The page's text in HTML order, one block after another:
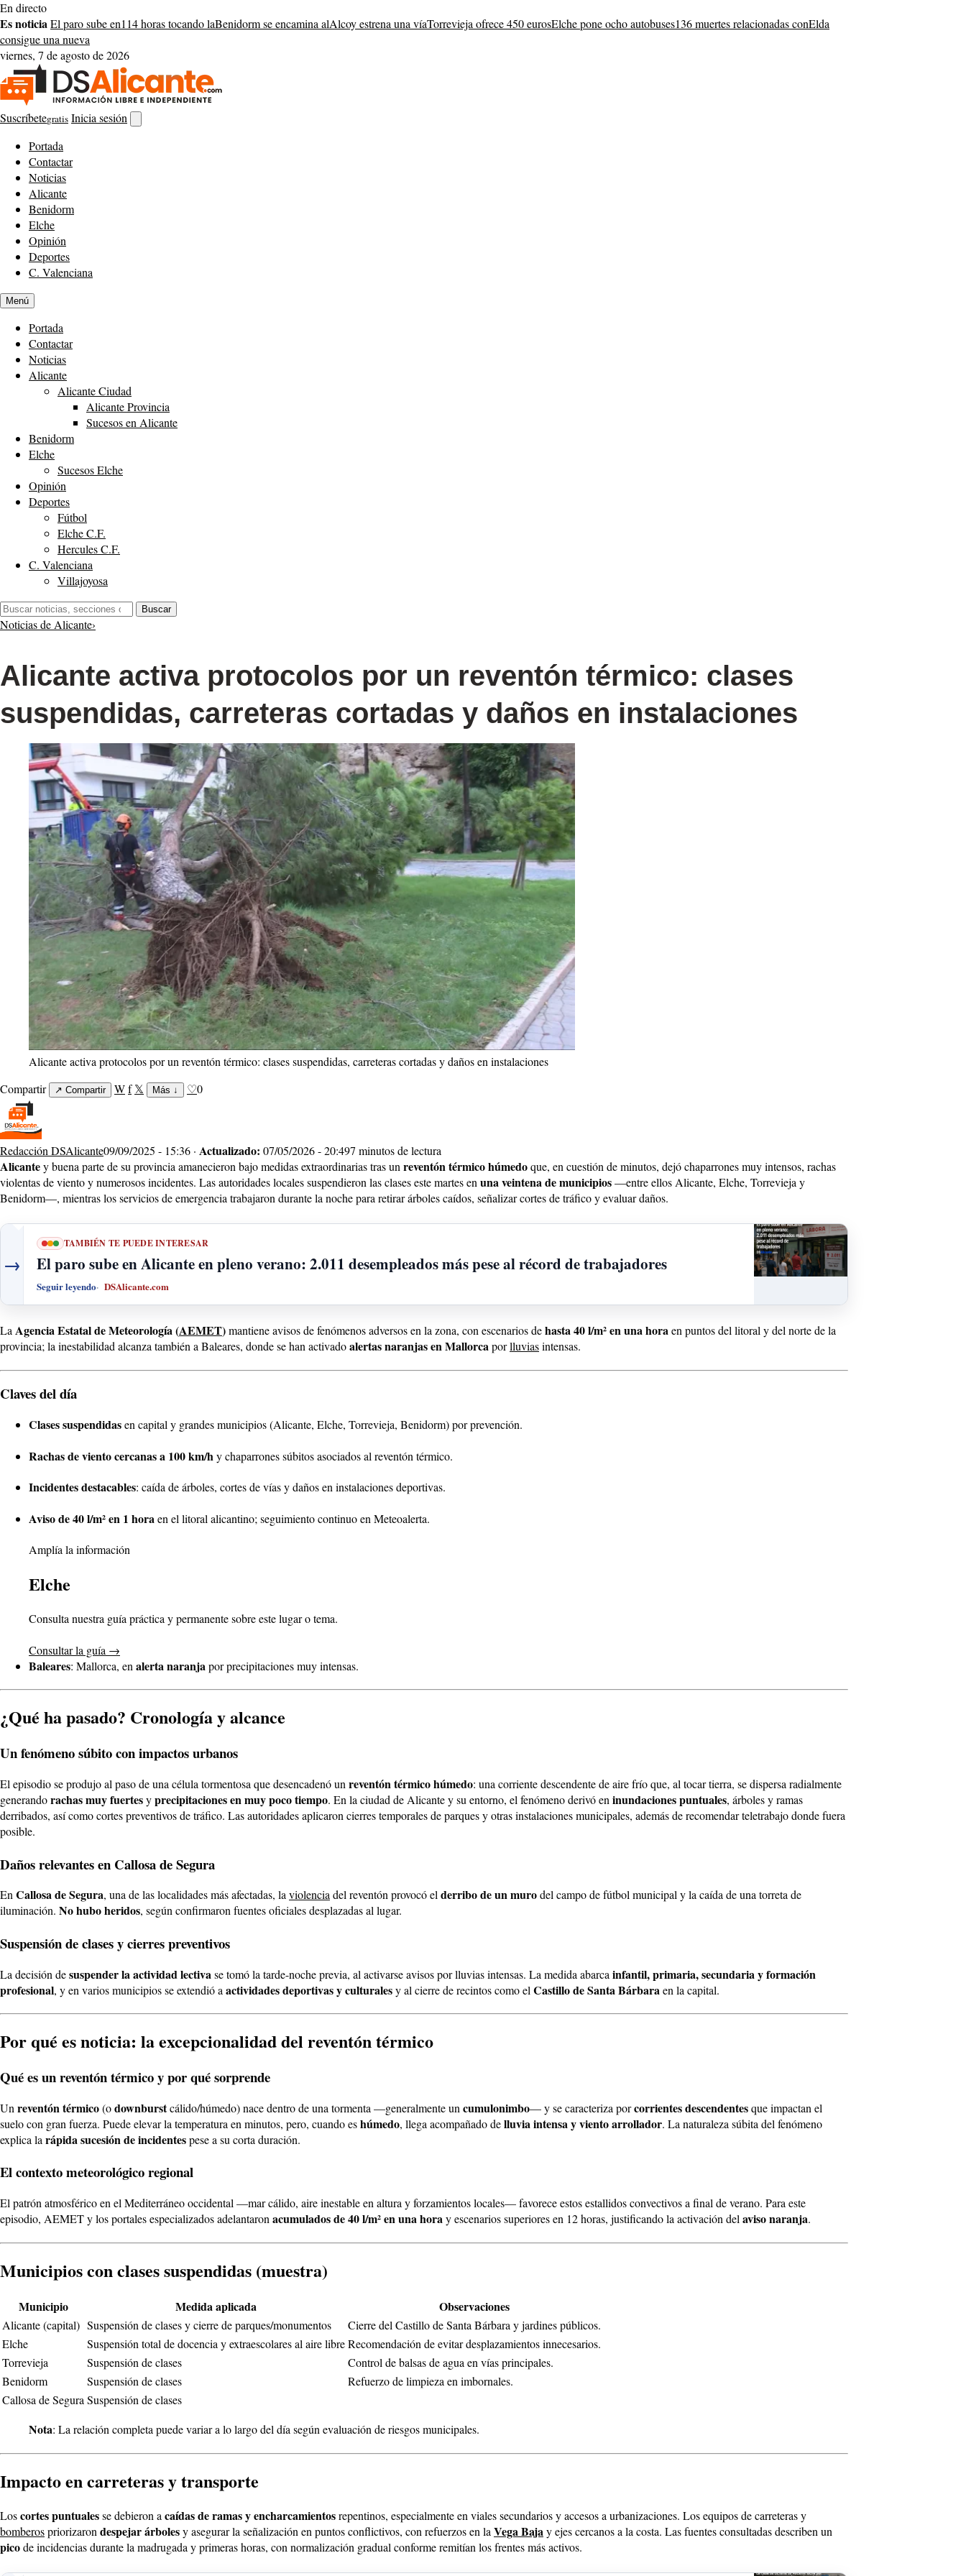
Saltar
al
contenido
En directo
Es noticiaEl paro sube en114 horas tocando laBenidorm se encamina alAlcoy estrena una víaTorrevieja ofrece 450 eurosElche pone ocho autobuses136 muertes relacionadas conElda
consigue una nueva
viernes, 7 de agosto de 2026
Suscríbetegratis Inicia sesión
buscador
Portada
Contactar
Noticias
Alicante
Benidorm
Elche
Opinión
Deportes
C. Valenciana
Menú
Portada
Contactar
Noticias
Alicante
Alicante Ciudad
Alicante Provincia
Sucesos en Alicante
Benidorm
Elche
Sucesos Elche
Opinión
Deportes
Fútbol
Elche C.F.
Hercules C.F.
C. Valenciana
Villajoyosa
Buscar:
Buscar
Noticias de Alicante›
Alicante activa protocolos por un reventón térmico: clases
suspendidas, carreteras cortadas y daños en instalaciones
Alicante activa protocolos por un reventón térmico: clases suspendidas, carreteras cortadas y daños en instalaciones
Compartir
↗ Compartir Wf 𝕏 Más ↓ ♡0
Redacción DSAlicante09/09/2025 - 15:36 · Actualizado: 07/05/2026 - 20:497 minutos de lectura
Alicantey buena parte de su provincia amanecieron bajo medidas extraordinarias tras un reventón térmico húmedoque, en cuestión de minutos, dejó chaparrones muy intensos, rachas
violentas de viento y numerosos incidentes. Las autoridades locales suspendieron las clases este martes en una veintena de municipios—entre ellos Alicante, Elche, Torrevieja y
Benidorm—, mientras los servicios de emergencia trabajaron durante la noche para retirar árboles caídos, señalizar cortes de tráfico y evaluar daños.
→
TAMBIÉN TE PUEDE INTERESAR
El paro sube en Alicante en pleno verano: 2.011 desempleados más pese al récord de trabajadores
Seguir leyendo DSAlicante.com
La Agencia Estatal de Meteorología (AEMET)mantiene avisos de fenómenos adversos en la zona, con escenarios dehasta 40 l/m² en una horaen puntos del litoral y del norte de la
provincia; la inestabilidad alcanza también a Baleares, donde se han activadoalertas naranjas en Mallorcaporlluviasintensas.
Claves del día
Clases suspendidasen capital y grandes municipios (Alicante, Elche, Torrevieja, Benidorm) por prevención.
Rachas de viento cercanas a 100 km/hy chaparrones súbitos asociados al reventón térmico.
Incidentes destacables: caída de árboles, cortes de vías y daños en instalaciones deportivas.
Aviso de 40 l/m² en 1 horaen el litoral alicantino; seguimiento continuo en Meteoalerta.
Amplía la información
Elche
Consulta nuestra guía práctica y permanente sobre este lugar o tema.
Consultar la guía →
Baleares: Mallorca, en alerta naranjapor precipitaciones muy intensas.
¿Qué ha pasado? Cronología y alcance
Un fenómeno súbito con impactos urbanos
El episodio se produjo al paso de una célula tormentosa que desencadenó un reventón térmico húmedo: una corriente descendente de aire frío que, al tocar tierra, se dispersa radialmente
generandorachas muy fuertesyprecipitaciones en muy poco tiempo. En la ciudad de Alicante y su entorno, el fenómeno derivó en inundaciones puntuales, árboles y ramas
derribados, así como cortes preventivos de tráfico. Las autoridades aplicaron cierres temporales de parques y otras instalaciones municipales, además de recomendar teletrabajo donde fuera
posible.
Daños relevantes en Callosa de Segura
EnCallosa de Segura, una de las localidades más afectadas, laviolenciadel reventón provocó elderribo de un murodel campo de fútbol municipal y la caída de una torreta de
iluminación. No hubo heridos, según confirmaron fuentes oficiales desplazadas al lugar.
Suspensión de clases y cierres preventivos
La decisión desuspender la actividad lectivase tomó la tarde-noche previa, al activarse avisos por lluvias intensas. La medida abarca infantil, primaria, secundaria y formación
profesional, y en varios municipios se extendió a actividades deportivas y culturalesy al cierre de recintos como el Castillo de Santa Bárbaraen la capital.
Por qué es noticia: la excepcionalidad del reventón térmico
Qué es un reventón térmico y por qué sorprende
Un reventón térmico(odownburstcálido/húmedo) nace dentro de una tormenta —generalmente un cumulonimbo— y se caracteriza porcorrientes descendentesque impactan el
suelo con gran fuerza. Puede elevar la temperatura en minutos, pero, cuando eshúmedo, llega acompañado delluvia intensa y viento arrollador. La naturaleza súbita del fenómeno
explica la rápida sucesión de incidentespese a su corta duración.
El contexto meteorológico regional
El patrón atmosférico en el Mediterráneo occidental —mar cálido, aire inestable en altura y forzamientos locales— favorece estos estallidos convectivos a final de verano. Para este
episodio, AEMET y los portales especializados adelantaron acumulados de 40 l/m² en una horay escenarios superiores en 12 horas, justificando la activación del aviso naranja.
Municipios con clases suspendidas (muestra)
Municipio Medida aplicada Observaciones
Alicante (capital) Suspensión de clases y cierre de parques/monumentos
Cierre del Castillo de Santa Bárbara y jardines públicos.
Elche
Suspensión total de docencia y extraescolares al aire libreRecomendación de evitar desplazamientos innecesarios.
Torrevieja
Suspensión de clases
Control de balsas de agua en vías principales.
Benidorm
Suspensión de clases
Refuerzo de limpieza en imbornales.
Callosa de SeguraSuspensión de clases
Nota: La relación completa puede variar a lo largo del día según evaluación de riesgos municipales.
Impacto en carreteras y transporte
Loscortes puntualesse debieron a caídas de ramas y encharcamientosrepentinos, especialmente en viales secundarios y accesos a urbanizaciones. Los equipos de carreteras y
bomberospriorizaron despejar árbolesy asegurar la señalización en puntos conflictivos, con refuerzos en la Vega Bajay ejes cercanos a la costa. Las fuentes consultadas describen un
picode incidencias durante la madrugada y primeras horas, con normalización gradual conforme remitían los frentes más activos.